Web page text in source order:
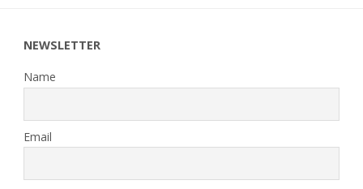
NEWSLETTER
Name
Email